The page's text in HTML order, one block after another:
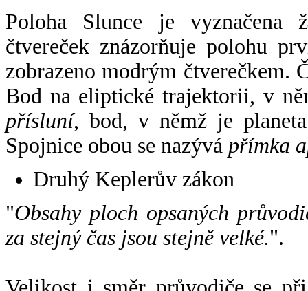
Poloha Slunce je vyznačena
čtvereček znázorňuje polohu
zobrazeno modrým čtverečkem.
Bod na eliptické trajektorii, v
přísluní, bod, v němž je
Spojnice obou se nazývá přímka
Druhý Keplerův zákon
"Obsahy ploch opsaných
za stejný čas jsou stejně velké.".